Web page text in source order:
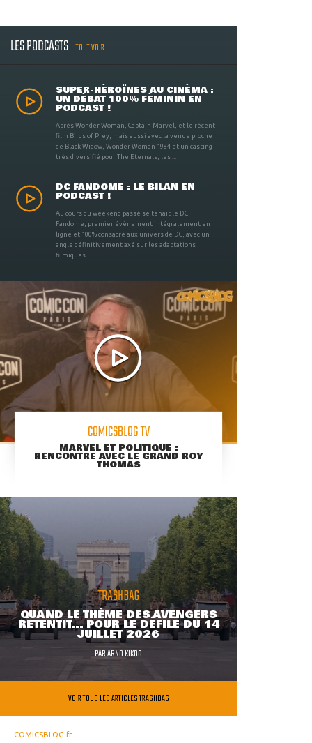
LES PODCASTS TOUT VOIR
SUPER-HÉROÏNES AU CINÉMA :
UN DÉBAT 100% FÉMININ EN
PODCAST !
Après Wonder Woman, Captain Marvel, et le récent
film Birds of Prey, mais aussi avec la venue proche
de Black Widow, Wonder Woman 1984 et un casting
très diversifié pour The Eternals, les ...
DC FANDOME : LE BILAN EN
PODCAST !
Au cours du weekend passé se tenait le DC
Fandome, premier évènement intégralement en
ligne et 100% consacré aux univers de DC, avec un
angle définitivement axé sur les adaptations
filmiques ...
COMICSBLOG TV
MARVEL ET POLITIQUE :
RENCONTRE AVEC LE GRAND ROY
THOMAS
TRASHBAG
QUAND LE THÈME DES AVENGERS
RETENTIT... POUR LE DÉFILÉ DU 14
JUILLET 2026
PARARNO KIKOO
VOIR TOUS LES ARTICLES TRASHBAG
COMICSBLOG.fr